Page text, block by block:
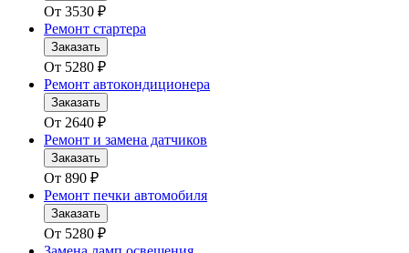
От 3530 ₽
Ремонт стартера
Заказать
От 5280 ₽
Ремонт автокондиционера
Заказать
От 2640 ₽
Ремонт и замена датчиков
Заказать
От 890 ₽
Ремонт печки автомобиля
Заказать
От 5280 ₽